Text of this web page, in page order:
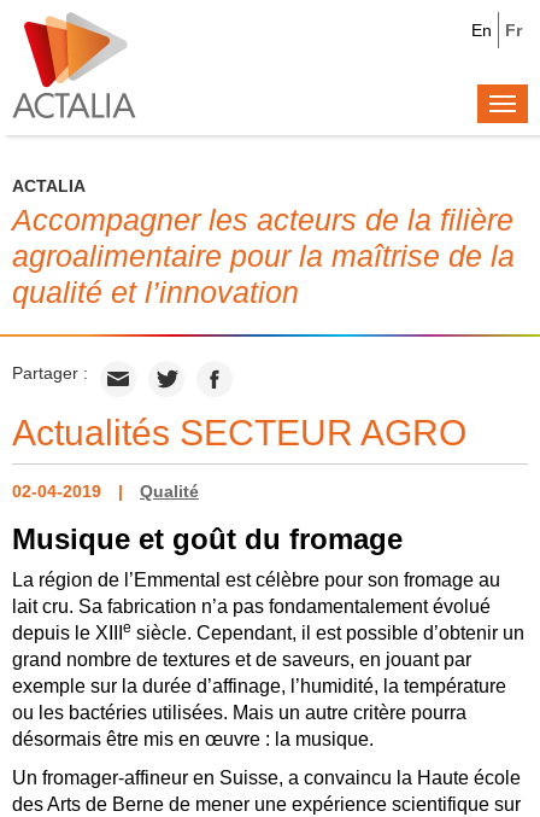
Fr
En
ACTALIA
Accompagner les acteurs de la filière
agroalimentaire pour la maîtrise de la
qualité et l’innovation
Partager :
Actualités SECTEUR AGRO
02-04-2019 Qualité
Musique et goût du fromage
La région de l’Emmental est célèbre pour son fromage au
lait cru. Sa fabrication n’a pas fondamentalement évolué
depuis le XIII
e siècle. Cependant, il est possible d’obtenir un
grand nombre de textures et de saveurs, en jouant par
exemple sur la durée d’affinage, l’humidité, la température
ou les bactéries utilisées. Mais un autre critère pourra
désormais être mis en œuvre : la musique.
Un fromager-affineur en Suisse, a convaincu la Haute école
des Arts de Berne de mener une expérience scientifique sur